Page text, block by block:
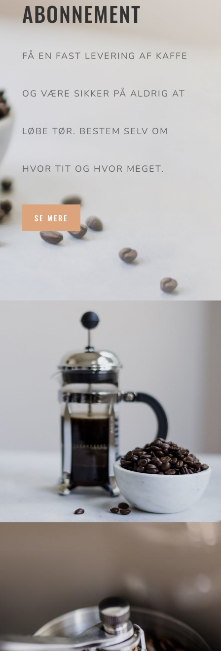
ABONNEMENT
FÅ EN FAST LEVERING AF KAFFE
OG VÆRE SIKKER PÅ ALDRIG AT
LØBE TØR. BESTEM SELV OM
HVOR TIT OG HVOR MEGET.
SE MERE